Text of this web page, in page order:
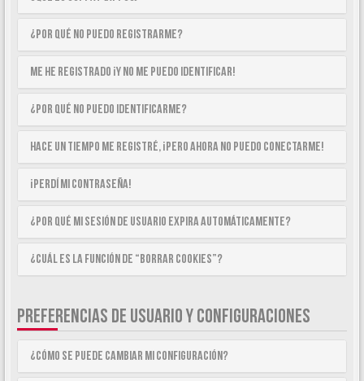
¿Por qué no puedo registrarme?
Me he registrado ¡y no me puedo identificar!
¿Por qué no puedo identificarme?
Hace un tiempo me registré, ¡pero ahora no puedo conectarme!
¡Perdí mi contraseña!
¿Por qué mi sesión de usuario expira automáticamente?
¿Cuál es la función de “Borrar cookies”?
PREFERENCIAS DE USUARIO Y CONFIGURACIONES
¿Cómo se puede cambiar mi configuración?